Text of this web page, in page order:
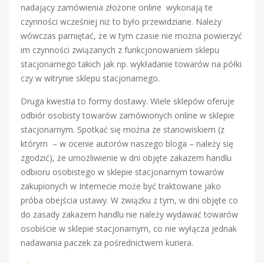
nadający zamówienia złożone online wykonają te
czynności wcześniej niż to było przewidziane. Należy
wówczas pamiętać, że w tym czasie nie można powierzyć
im czynności związanych z funkcjonowaniem sklepu
stacjonarnego takich jak np. wykładanie towarów na półki
czy w witrynie sklepu stacjonarnego.
Druga kwestia to formy dostawy. Wiele sklepów oferuje
odbiór osobisty towarów zamówionych online w sklepie
stacjonarnym. Spotkać się można ze stanowiskiem (z
którym – w ocenie autorów naszego bloga – należy się
zgodzić), że umożliwienie w dni objęte zakazem handlu
odbioru osobistego w sklepie stacjonarnym towarów
zakupionych w Internecie może być traktowane jako
próba obejścia ustawy. W związku z tym, w dni objęte co
do zasady zakazem handlu nie należy wydawać towarów
osobiście w sklepie stacjonarnym, co nie wyłącza jednak
nadawania paczek za pośrednictwem kuriera.